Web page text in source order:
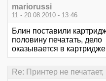
mariorussi
11 - 20.08.2010 - 13:46
Блин поставили
половину печатать, дело
оказывается в картридже
Re: Принтер не